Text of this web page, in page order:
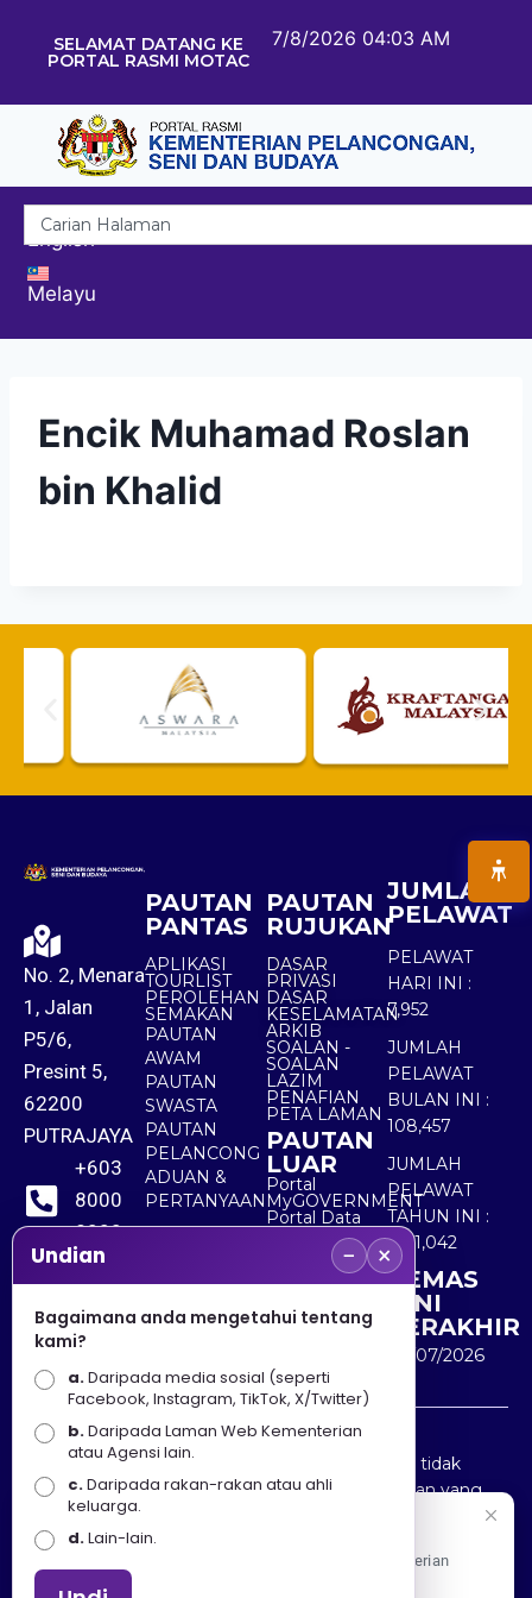
SELAMAT DATANG KE
PORTAL RASMI MOTAC
7/8/2026 04:03 AM
English
Melayu
Encik Muhamad Roslan
bin Khalid
No. 2, Menara
1, Jalan
P5/6,
Presint 5,
62200
PUTRAJAYA
+603
8000
8000
+603
8891
7100
PAUTAN
PANTAS
APLIKASI
TOURLIST
PEROLEHAN
SEMAKAN
PAUTAN
AWAM
PAUTAN
SWASTA
PAUTAN
PELANCONG
ADUAN &
PERTANYAAN
PAUTAN
RUJUKAN
DASAR
PRIVASI
DASAR
KESELAMATAN
ARKIB
SOALAN -
SOALAN
LAZIM
PENAFIAN
PETA LAMAN
PAUTAN
LUAR
Portal
MyGOVERNMENT
Portal Data
Terbuka
Sektor Awam
JUMLAH
PELAWAT
PELAWAT
HARI INI :
7,952
JUMLAH
PELAWAT
BULAN INI :
108,457
JUMLAH
PELAWAT
TAHUN INI :
5,511,042
KEMAS
KINI
TERAKHIR
30/07/2026
Penafian : Kerajaan Malaysia dan Kementerian
Pelancongan Seni dan Budaya (MOTAC) adalah tidak
bertanggungjawab atas kehilangan atau kerugian yang
disebabkan oleh penggunaan mana-mana maklumat
yang diperolehi dari portal ini.
Undian − ×
Bagaimana anda mengetahui tentang
kami?
a.Daripada media sosial (seperti
Facebook, Instagram, TikTok, X/Twitter)
b.Daripada Laman Web Kementerian
atau Agensi lain.
c.Daripada rakan-rakan atau ahli
keluarga.
d.Lain-lain.
Apa Khabar! Selamat datang ke Portal Rasmi Kementerian
Pelancongan, Seni dan Budaya